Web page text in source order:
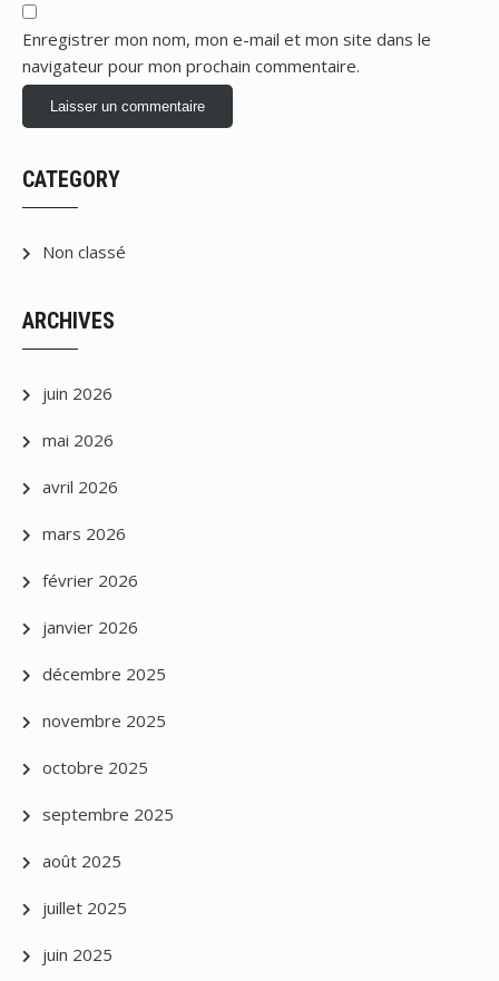
Enregistrer mon nom, mon e-mail et mon site dans le
navigateur pour mon prochain commentaire.
CATEGORY
Non classé
ARCHIVES
juin 2026
mai 2026
avril 2026
mars 2026
février 2026
janvier 2026
décembre 2025
novembre 2025
octobre 2025
septembre 2025
août 2025
juillet 2025
juin 2025